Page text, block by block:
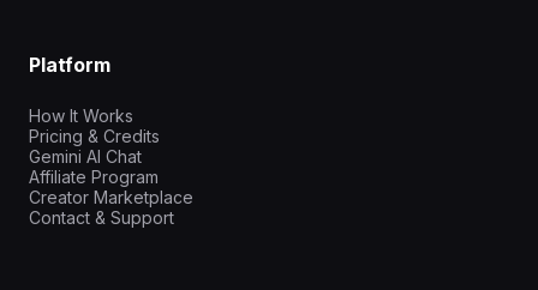
Platform
How It Works
Pricing & Credits
Gemini AI Chat
Affiliate Program
Creator Marketplace
Contact & Support